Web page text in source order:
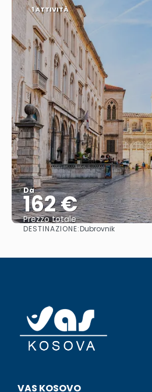
1 ATTIVITÀ
Da
162 €
Prezzo totale
DESTINAZIONE:Dubrovnik
VAS KOSOVO